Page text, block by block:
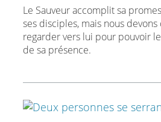
Le Sauveur accomplit sa
ses disciples, mais nous
regarder vers lui pour pouvoir
de sa présence.